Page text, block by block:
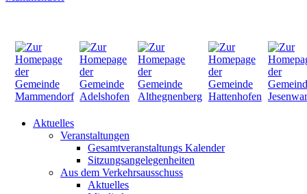
Aktuelles
Veranstaltungen
Gesamtveranstaltungs Kalender
Sitzungsangelegenheiten
Aus dem Verkehrsausschuss
Aktuelles